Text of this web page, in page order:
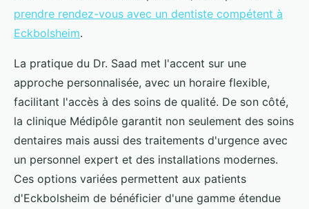
prendre rendez-vous avec un dentiste compétent à
Eckbolsheim.
La pratique du Dr. Saad met l'accent sur une
approche personnalisée, avec un horaire flexible,
facilitant l'accès à des soins de qualité. De son côté,
la clinique Médipôle garantit non seulement des soins
dentaires mais aussi des traitements d'urgence avec
un personnel expert et des installations modernes.
Ces options variées permettent aux patients
d'Eckbolsheim de bénéficier d'une gamme étendue